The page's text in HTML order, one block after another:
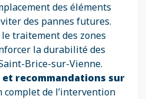
des éléments
des pannes futures.
traitement des zones
la durabilité des
Brice-sur-Vienne.
recommandations sur
complet de l’intervention